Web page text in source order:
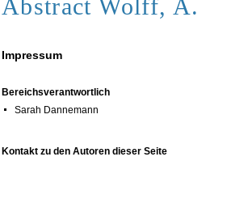
Abstract Wolff, A.
Impressum
Bereichsverantwortlich
Sarah Dannemann
Kontakt zu den Autoren dieser Seite